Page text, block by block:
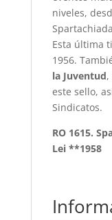
niveles,
Esta última
1956.
la Juventud
este sello,
Sindicatos.
RO 1615.
Lei **1958